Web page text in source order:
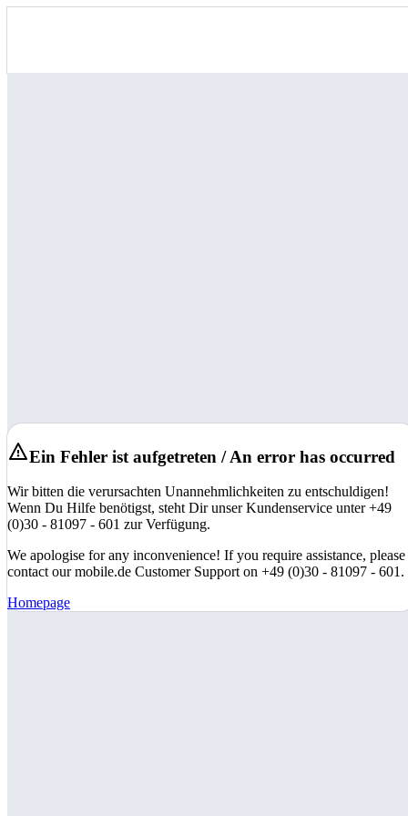
Ein Fehler ist aufgetreten / An error has occurred
Wir bitten die verursachten Unannehmlichkeiten zu entschuldigen!
Wenn Du Hilfe benötigst, steht Dir unser Kundenservice unter +49
(0)30 - 81097 - 601 zur Verfügung.
We apologise for any inconvenience! If you require assistance, please
contact our mobile.de Customer Support on +49 (0)30 - 81097 - 601.
Homepage